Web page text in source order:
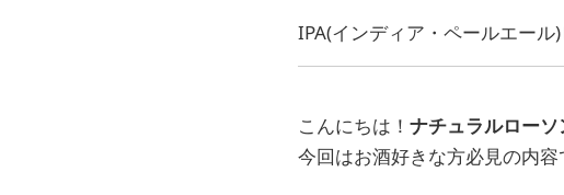
IPA(インディア・ペールエール
こんにちは！ ナチュラルロー
今回はお酒好きな方必見の内容